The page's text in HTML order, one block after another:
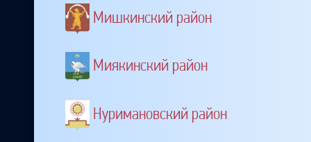
Мишкинский район
Миякинский район
Нуримановский район